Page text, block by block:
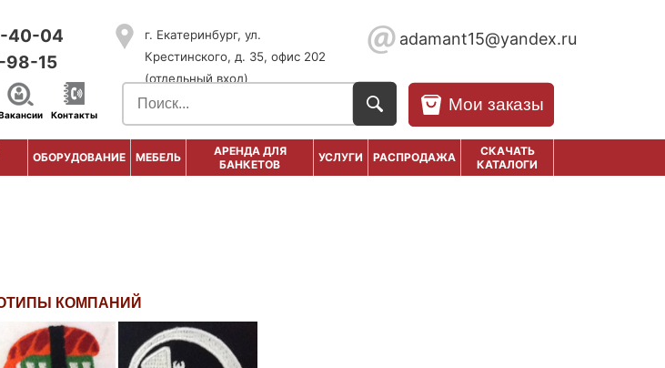
40-04
98-15
г. Екатеринбург, ул.
Крестинского, д. 35, офис 202
(отдельный вход)
adamant15@yandex.ru
Мои заказы
Контакты
ОБОРУДОВАНИЕ МЕБЕЛЬ
АРЕНДА ДЛЯ
БАНКЕТОВ
УСЛУГИ РАСПРОДАЖА
СКАЧАТЬ
КАТАЛОГИ
КОМПАНИЙ